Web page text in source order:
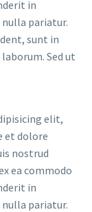
in
pariatur.
sunt in
Sed ut
elit,
et dolore
nostrud
ea commodo
in
pariatur.